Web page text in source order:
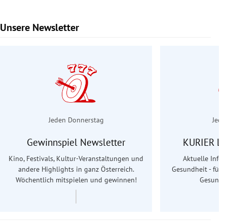
Unsere Newsletter
Slide 1 von 6
Jeden Donnerstag
Gewinnspiel Newsletter
Kino, Festivals, Kultur-Veranstaltungen und
andere Highlights in ganz Österreich.
Wöchentlich mitspielen und gewinnen!
KURIER
Aktuelle
Gesundheit - für